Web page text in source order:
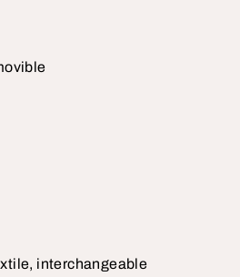
interchangeable